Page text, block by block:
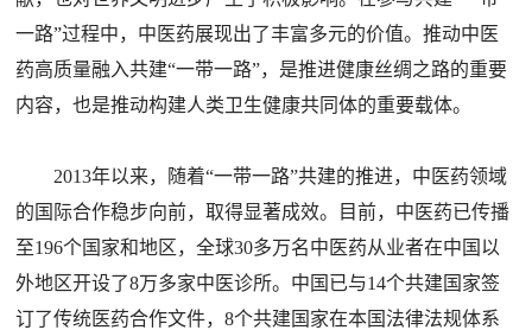
一路”过程中，中医药展现出了丰富多元的价值。推动中医
药高质量融入共建“一带一路”，是推进健康丝绸之路的重要
内容，也是推动构建人类卫生健康共同体的重要载体。
2013年以来，随着“一带一路”共建的推进，中医药领域
的国际合作稳步向前，取得显著成效。目前，中医药已传播
至196个国家和地区，全球30多万名中医药从业者在中国以
外地区开设了8万多家中医诊所。中国已与14个共建国家签
订了传统医药合作文件，8个共建国家在本国法律法规体系